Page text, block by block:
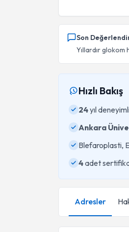
Son
Yıllardır glokom
Hızlı Bakış
24yıl
Ankara
Blefaroplasti,
4adet
Adresler